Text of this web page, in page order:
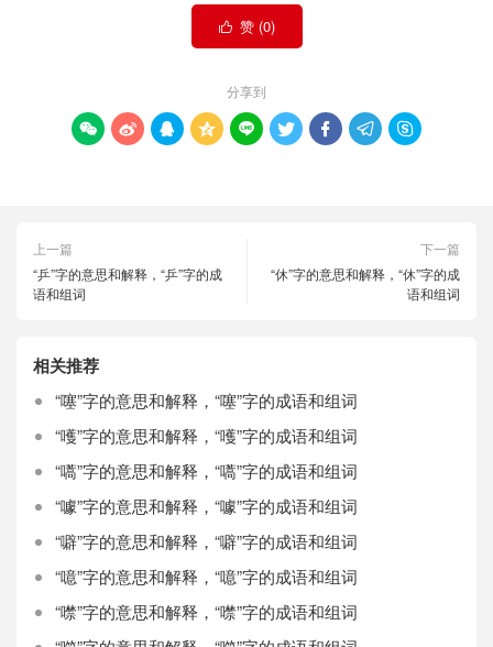
 赞 (0)
分享到
        
上一篇
“乒”字的意思和解释，“乒”字的成
语和组词
下一篇
“休”字的意思和解释，“休”字的成
语和组词
相关推荐
“噻”字的意思和解释，“噻”字的成语和组词
“嚄”字的意思和解释，“嚄”字的成语和组词
“嚆”字的意思和解释，“嚆”字的成语和组词
“噱”字的意思和解释，“噱”字的成语和组词
“噼”字的意思和解释，“噼”字的成语和组词
“噫”字的意思和解释，“噫”字的成语和组词
“噤”字的意思和解释，“噤”字的成语和组词